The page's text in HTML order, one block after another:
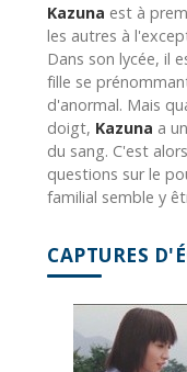
Kazuna est à
les autres à
Dans son lycée, il
fille se
d'anormal. Mais
doigt, Kazuna a
du sang. C'est
questions sur le
familial semble y
CAPTURES